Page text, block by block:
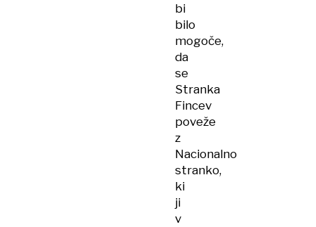
bi
bilo
mogoče,
da
se
Stranka
Fincev
poveže
z
Nacionalno
stranko,
ki
ji
v